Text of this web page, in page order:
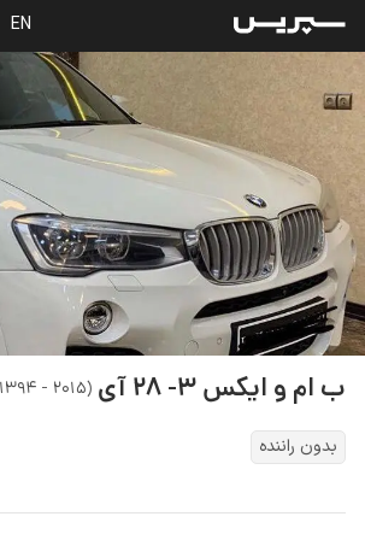
EN
ب ام و ایکس ۳- ۲۸ آی (۲۰۱۵ - ۱۳۹۴
بدون راننده